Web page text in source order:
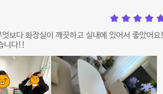
보다 화장실이 깨끗하고 실내에 있어서 좋았어요!
니다!!